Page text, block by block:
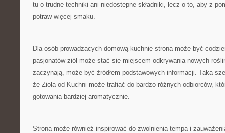
tu o trudne techniki ani niedostępne składniki, lecz o to, aby z
potraw więcej smaku.
Dla osób prowadzących domową kuchnię strona może być
pasjonatów ziół może stać się miejscem odkrywania nowych
zaczynają, może być źródłem podstawowych informacji. Taka
że Zioła od Kuchni może trafiać do bardzo różnych odbiorców,
gotowania bardziej aromatycznie.
Strona może również inspirować do zwolnienia tempa i